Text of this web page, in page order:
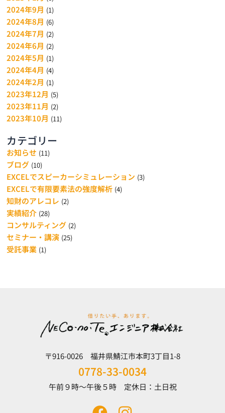
2024年9月 (1)
2024年8月 (6)
2024年7月 (2)
2024年6月 (2)
2024年5月 (1)
2024年4月 (4)
2024年2月 (1)
2023年12月 (5)
2023年11月 (2)
2023年10月 (11)
カテゴリー
お知らせ (11)
ブログ (10)
EXCELでスピーカーシミュレーション (3)
EXCELで有限要素法の強度解析 (4)
知財のアレコレ (2)
実績紹介 (28)
コンサルティング (2)
セミナー・講演 (25)
受託事業 (1)
〒916-0026 福井県鯖江市本町3丁目1-8
0778-33-0034
午前９時～午後５時 定休日：土日祝